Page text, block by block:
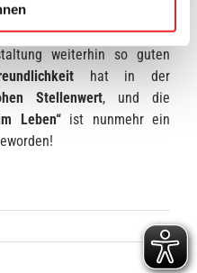
weiterhin so guten
hat in der
Stellenwert, und die
Leben“ist nunmehr ein